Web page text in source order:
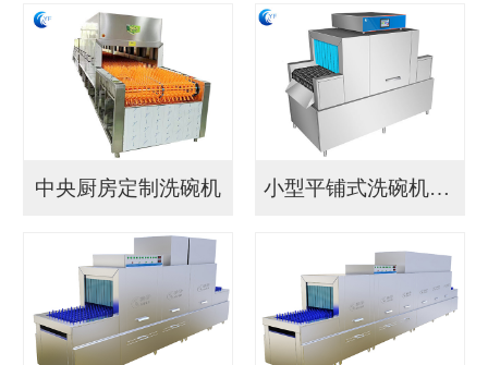
中央厨房定制洗碗机 小型平铺式洗碗机YF...